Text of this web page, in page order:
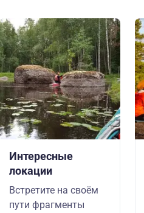
Интересные
локации
Встретите на своём
пути фрагменты